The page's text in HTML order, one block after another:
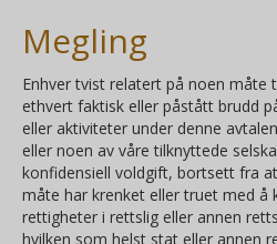
Megling
Enhver tvist relatert på noen måte
ethvert faktisk eller påstått brudd
eller aktiviteter under denne
eller noen av våre tilknyttede
konfidensiell voldgift, bortsett fra
måte har krenket eller truet med å
rettigheter i rettslig eller annen
hvilken som helst stat eller annen